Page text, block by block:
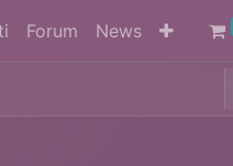
Forum News